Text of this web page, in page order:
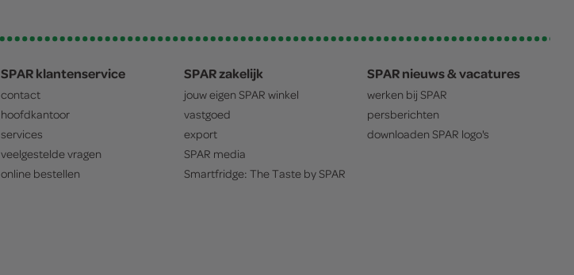
SPAR klantenservice
contact
hoofdkantoor
services
veelgestelde vragen
online bestellen
SPAR zakelijk
jouw eigen SPAR winkel
vastgoed
export
SPAR media
Smartfridge: The Taste bySPAR
SPAR nieuws & vacatures
werken bij SPAR
persberichten
downloaden SPAR logo's